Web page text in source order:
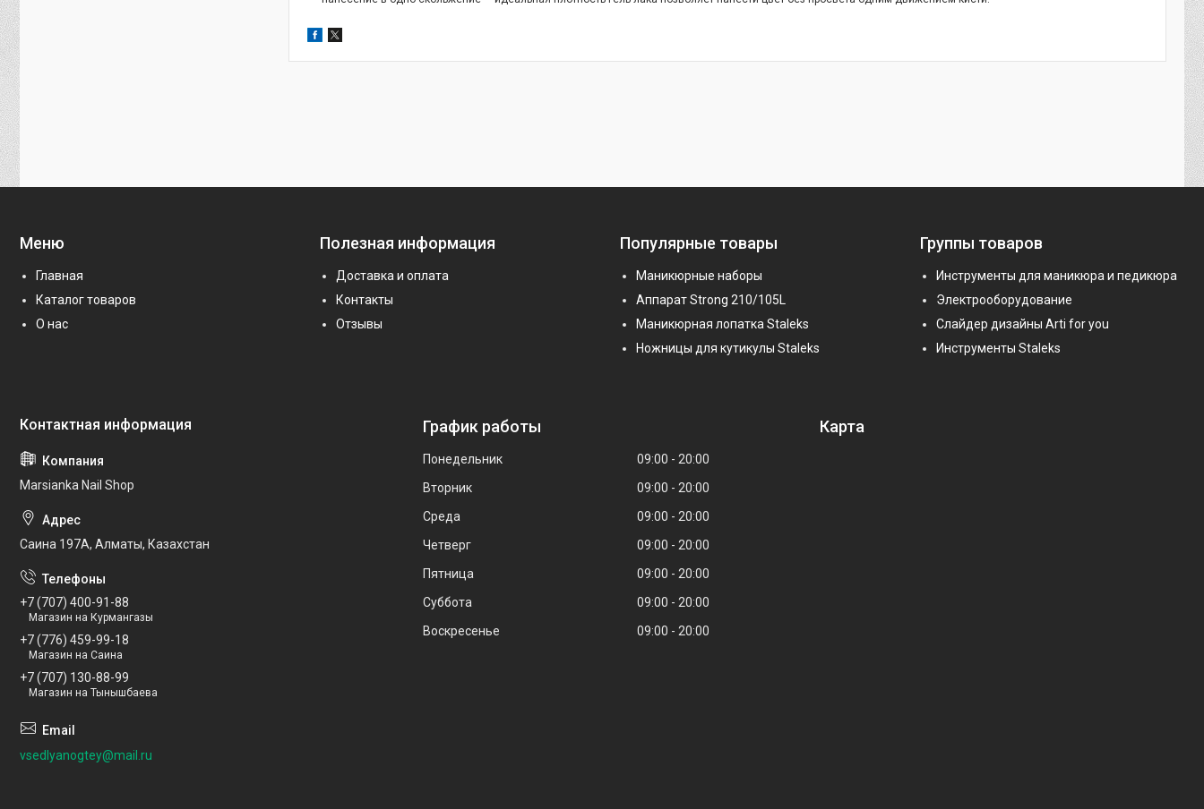
Меню
Главная
Каталог товаров
О нас
Полезная информация
Доставка и оплата
Контакты
Отзывы
Популярные товары
Маникюрные наборы
Аппарат Strong 210/105L
Маникюрная лопатка Staleks
Ножницы для кутикулы Staleks
Группы товаров
Инструменты для маникюра и педикюра
Электрооборудование
Слайдер дизайны Arti for you
Инструменты Staleks
Marsianka Nail Shop
Саина 197А, Алматы, Казахстан
+7 (707) 400-91-88
Магазин на Курмангазы
+7 (776) 459-99-18
Магазин на Саина
+7 (707) 130-88-99
Магазин на Тынышбаева
vsedlyanogtey@mail.ru
График работы
Понедельник 09:00
20:00
Вторник
09:00
20:00
Среда
09:00
20:00
Четверг
09:00
20:00
Пятница
09:00
20:00
Суббота
09:00
20:00
Воскресенье
09:00 20:00
Карта